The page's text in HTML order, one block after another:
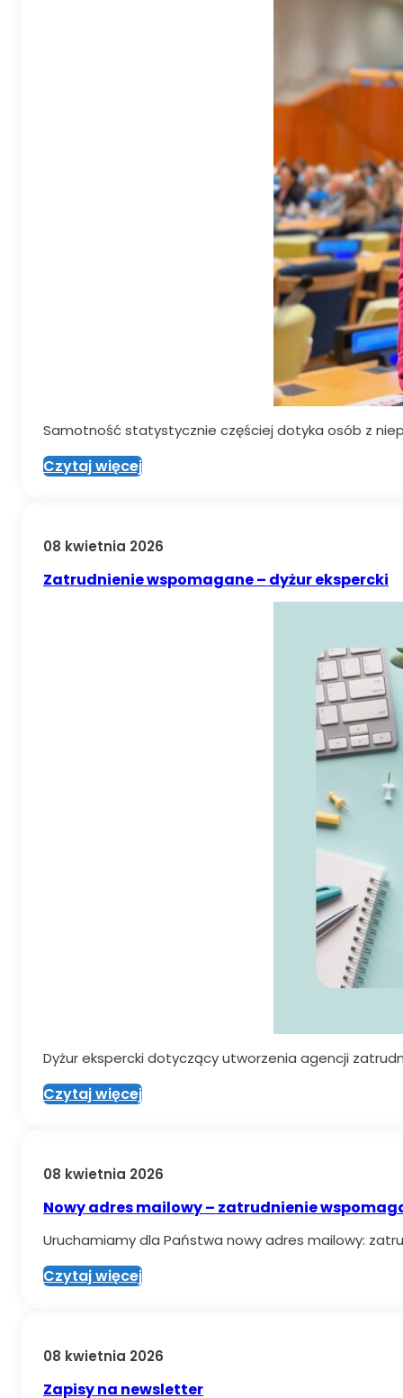
Samotność statystycznie częściej dotyka osób z
Czytaj więcej
08 kwietnia 2026
Zatrudnienie wspomagane – dyżur ekspercki
Dyżur ekspercki dotyczący utworzenia agencji
Czytaj więcej
08 kwietnia 2026
Nowy adres mailowy – zatrudnienie
Uruchamiamy dla Państwa nowy adres mailowy:
Czytaj więcej
08 kwietnia 2026
Zapisy na newsletter